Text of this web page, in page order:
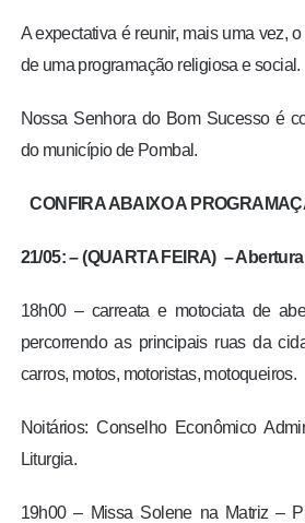
A expectativa é reunir, mais uma vez,
de uma programação religiosa e social.
Nossa Senhora do Bom Sucesso é
do município de Pombal.
CONFIRA ABAIXO A
21/05: – (QUARTA FEIRA) –
18h00 – carreata e motociata de
percorrendo as principais ruas da
carros, motos, motoristas, motoqueiros.
Noitários: Conselho Econômico
Liturgia.
19h00 – Missa Solene na Matriz –